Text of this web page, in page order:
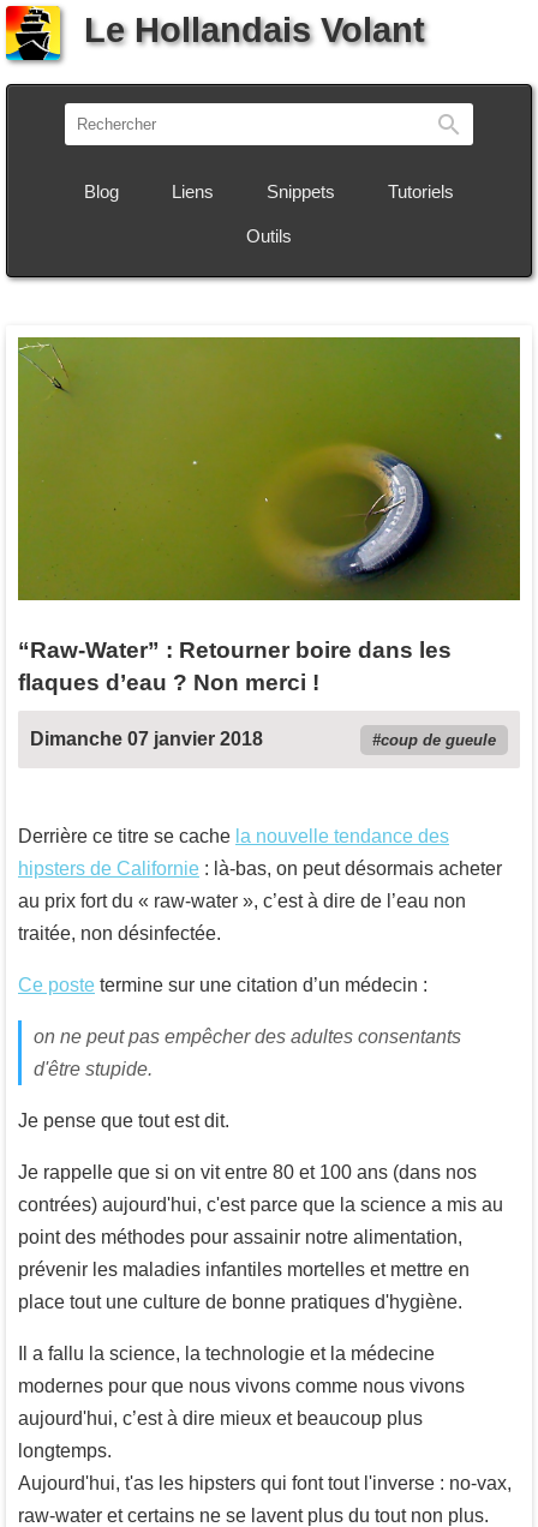
Le Hollandais Volant
Blog Liens Snippets Tutoriels
Outils
“Raw-Water” : Retourner boire dans les
flaques d’eau ? Non merci !
Dimanche 07 janvier 2018 coup de gueule
Derrière ce titre se cache la nouvelle tendance des
hipsters de Californie : là-bas, on peut désormais acheter
au prix fort du « raw-water », c’est à dire de l’eau non
traitée, non désinfectée.
Ce poste termine sur une citation d’un médecin :
on ne peut pas empêcher des adultes consentants
d'être stupide.
Je pense que tout est dit.
Je rappelle que si on vit entre 80 et 100 ans (dans nos
contrées) aujourd'hui, c'est parce que la science a mis au
point des méthodes pour assainir notre alimentation,
prévenir les maladies infantiles mortelles et mettre en
place tout une culture de bonne pratiques d'hygiène.
Il a fallu la science, la technologie et la médecine
modernes pour que nous vivons comme nous vivons
aujourd'hui, c’est à dire mieux et beaucoup plus
longtemps.
Aujourd'hui, t'as les hipsters qui font tout l'inverse : no-vax,
raw-water et certains ne se lavent plus du tout non plus.